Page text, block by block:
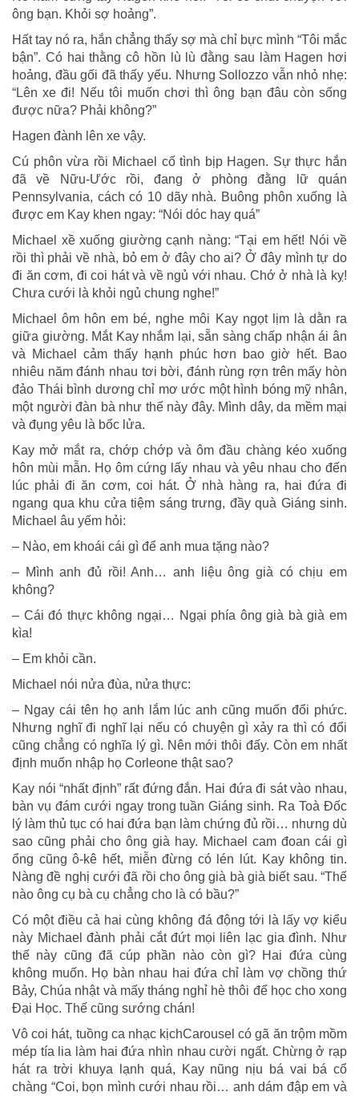
ông bạn. Khỏi sợ hoảng”.
Hất tay nó ra, hắn chẳng thấy sợ mà chỉ bực mình “Tôi mắc
bận”. Có hai thằng cô hồn lù lù đằng sau làm Hagen hơi
hoảng, đầu gối đã thấy yếu. Nhưng Sollozzo vẫn nhỏ nhẹ:
“Lên xe đi! Nếu tôi muốn chơi thì ông bạn đâu còn sống
được nữa? Phải không?”
Hagen đành lên xe vậy.
Cú phôn vừa rồi Michael cố tình bịp Hagen. Sự thực hắn
đã về Nữu-Ước rồi, đang ở phòng đằng lữ quán
Pennsylvania, cách có 10 dãy nhà. Buông phôn xuống là
được em Kay khen ngay: “Nói dóc hay quá”
Michael xề xuống giường cạnh nàng: “Tại em hết! Nói về
rồi thì phải về nhà, bỏ em ở đây cho ai? Ở đây mình tự do
đi ăn cơm, đi coi hát và về ngủ với nhau. Chớ ở nhà là kỵ!
Chưa cưới là khỏi ngủ chung nghe!”
Michael ôm hôn em bé, nghe môi Kay ngọt lịm là dằn ra
giữa giường. Mắt Kay nhắm lại, sẵn sàng chấp nhận ái ân
và Michael cảm thấy hạnh phúc hơn bao giờ hết. Bao
nhiêu năm đánh nhau tơi bời, đánh rùng rợn trên mấy hòn
đảo Thái bình dương chỉ mơ ước một hình bóng mỹ nhân,
một người đàn bà như thế này đây. Mình dây, da mềm mại
và đụng yêu là bốc lửa.
Kay mở mắt ra, chớp chớp và ôm đầu chàng kéo xuống
hôn mùi mẫn. Họ ôm cứng lấy nhau và yêu nhau cho đến
lúc phải đi ăn cơm, coi hát. Ở nhà hàng ra, hai đứa đi
ngang qua khu cửa tiệm sáng trưng, đầy quà Giáng sinh.
Michael âu yếm hỏi:
– Nào, em khoái cái gì để anh mua tặng nào?
– Mình anh đủ rồi! Anh… anh liệu ông già có chịu em
không?
– Cái đó thực không ngại… Ngại phía ông già bà già em
kìa!
– Em khỏi cần.
Michael nói nửa đùa, nửa thực:
– Ngay cái tên họ anh lắm lúc anh cũng muốn đổi phức.
Nhưng nghĩ đi nghĩ lại nếu có chuyện gì xảy ra thì có đổi
cũng chẳng có nghĩa lý gì. Nên mới thôi đấy. Còn em nhất
định muốn nhập họ Corleone thật sao?
Kay nói “nhất định” rất đứng đắn. Hai đứa đi sát vào nhau,
bàn vụ đám cưới ngay trong tuần Giáng sinh. Ra Toà Đốc
lý làm thủ tục có hai đứa bạn làm chứng đủ rồi… nhưng dù
sao cũng phải cho ông già hay. Michael cam đoan cái gì
ổng cũng ô-kê hết, miễn đừng có lén lút. Kay không tin.
Nàng đề nghị cưới đã rồi cho ông già bà già biết sau. “Thế
nào ông cụ bà cụ chẳng cho là có bầu?”
Có một điều cả hai cùng không đá động tới là lấy vợ kiểu
này Michael đành phải cắt đứt mọi liên lạc gia đình. Như
thế này cũng đã cúp phần nào còn gì? Hai đứa cùng
không muốn. Họ bàn nhau hai đứa chỉ làm vợ chồng thứ
Bảy, Chúa nhật và mấy tháng nghỉ hè thôi để học cho xong
Đại Học. Thế cũng sướng chán!
Vô coi hát, tuồng ca nhạc kịchCarousel có gã ăn trộm mồm
mép tía lia làm hai đứa nhìn nhau cười ngất. Chừng ở rạp
hát ra trời khuya lạnh quá, Kay nũng nịu bá vai bá cổ
chàng “Coi, bọn mình cưới nhau rồi… anh dám đập em và